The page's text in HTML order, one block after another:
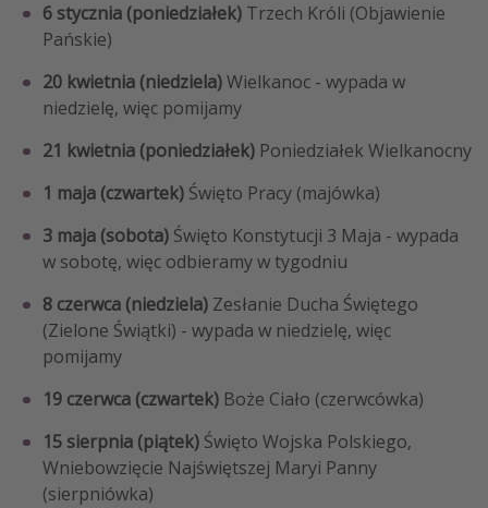
6 stycznia (poniedziałek) Trzech Króli (Objawienie
Pańskie)
20 kwietnia (niedziela)Wielkanoc - wypada w
niedzielę, więc pomijamy
21 kwietnia (poniedziałek) Poniedziałek Wielkanocny
1 maja (czwartek) Święto Pracy (majówka)
3 maja (sobota) Święto Konstytucji 3 Maja - wypada
w sobotę, więc odbieramy w tygodniu
8 czerwca (niedziela) Zesłanie Ducha Świętego
(Zielone Świątki) - wypada w niedzielę, więc
pomijamy
19 czerwca (czwartek) Boże Ciało (czerwcówka)
15 sierpnia (piątek) Święto Wojska Polskiego,
Wniebowzięcie Najświętszej Maryi Panny
(sierpniówka)